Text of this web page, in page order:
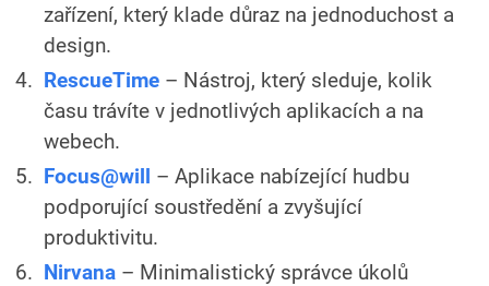
zařízení, který klade důraz na jednoduchost a
design.
RescueTime – Nástroj, který sleduje, kolik
času trávíte v jednotlivých aplikacích a na
webech.
Focus@will – Aplikace nabízející hudbu
podporující soustředění a zvyšující
produktivitu.
Nirvana – Minimalistický správce úkolů